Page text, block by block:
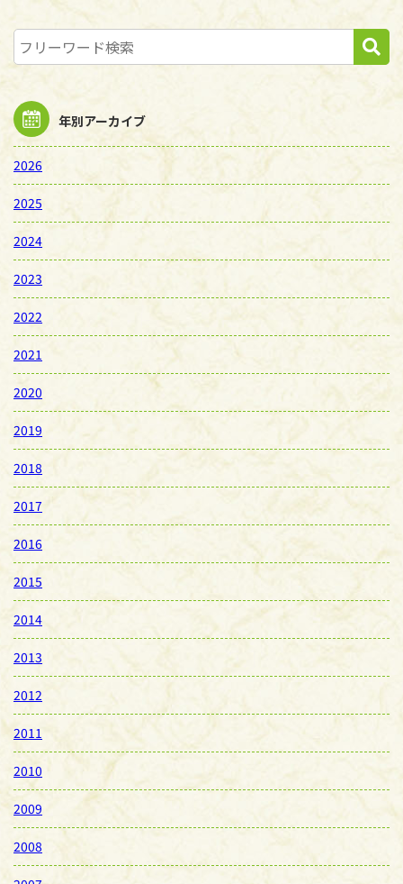
年別アーカイブ
2026
2025
2024
2023
2022
2021
2020
2019
2018
2017
2016
2015
2014
2013
2012
2011
2010
2009
2008